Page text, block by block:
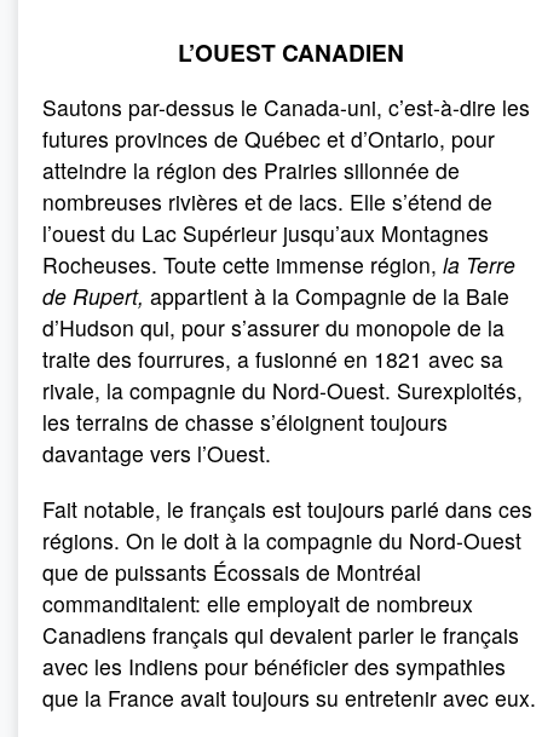
L’OUEST CANADIEN
Sautons par-dessus le Canada-uni, c’est-à-dire les
futures provinces de Québec et d’Ontario, pour
atteindre la région des Prairies sillonnée de
nombreuses rivières et de lacs. Elle s’étend de
l’ouest du Lac Supérieur jusqu’aux Montagnes
Rocheuses. Toute cette immense région, la Terre
de Rupert, appartient à la Compagnie de la Baie
d’Hudson qui, pour s’assurer du monopole de la
traite des fourrures, a fusionné en 1821 avec sa
rivale, la compagnie du Nord-Ouest. Surexploités,
les terrains de chasse s’éloignent toujours
davantage vers l’Ouest.
Fait notable, le français est toujours parlé dans ces
régions. On le doit à la compagnie du Nord-Ouest
que de puissants Écossais de Montréal
commanditaient: elle employait de nombreux
Canadiens français qui devaient parler le français
avec les Indiens pour bénéficier des sympathies
que la France avait toujours su entretenir avec eux.